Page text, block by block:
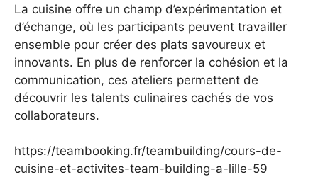
La cuisine offre un champ d’expérimentation et
d’échange, où les participants peuvent travailler
ensemble pour créer des plats savoureux et
innovants. En plus de renforcer la cohésion et la
communication, ces ateliers permettent de
découvrir les talents culinaires cachés de vos
collaborateurs.
https://teambooking.fr/teambuilding/cours-de-
cuisine-et-activites-team-building-a-lille-59